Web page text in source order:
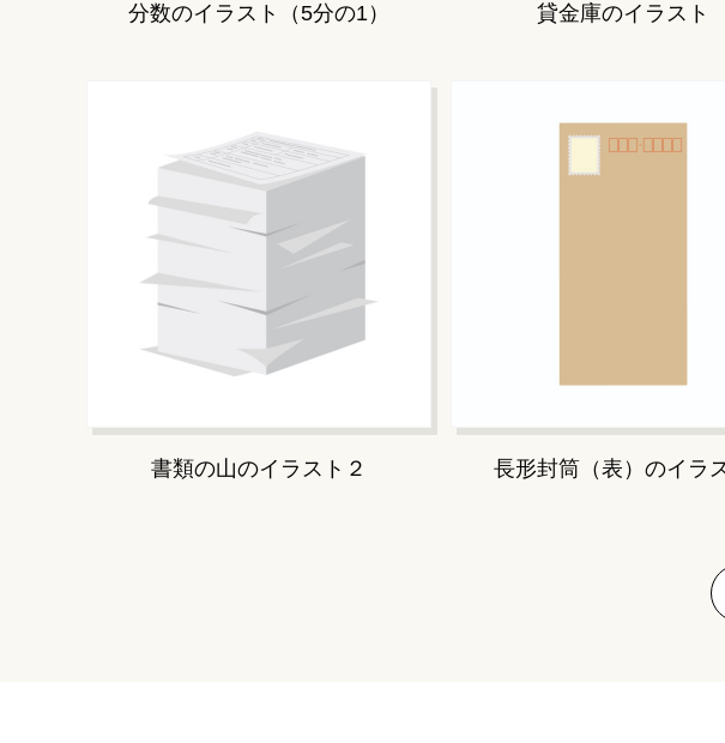
分数のイラスト（5分の1） 貸金庫のイラスト
書類の山のイラスト２ 長形封筒（表）のイラ